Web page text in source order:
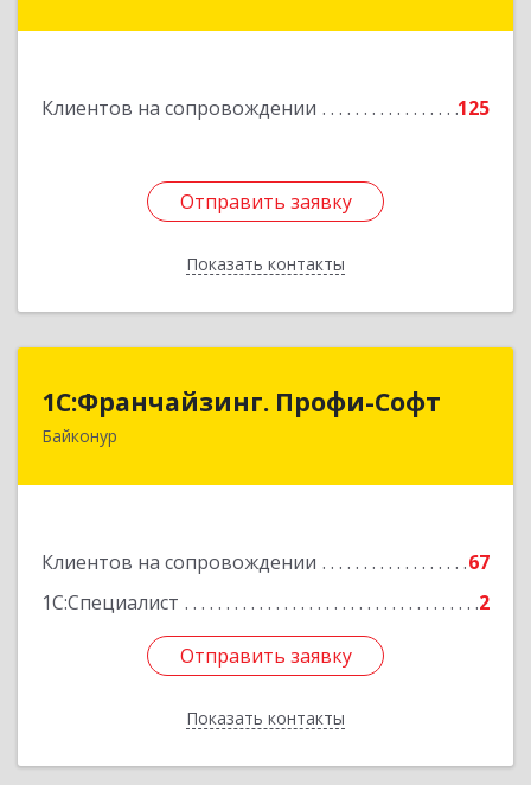
Клиентов на сопровождении 125
Отправить заявку
Показать контакты
Отправить заявку
Назад
1С:Франчайзинг. Профи-Софт
Байконур
Клиентов на сопровождении
67
1С:Специалист
2
Отправить заявку
Показать контакты
1С:Франчайзинг. Профи-Софт
468320, Байконур г, Ленина ул, дом № 10,
Отправить заявку
Назад